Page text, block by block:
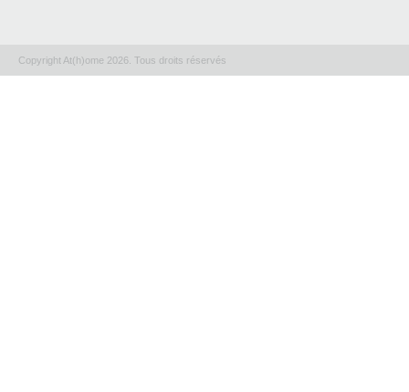
Copyright At(h)ome 2026. Tous droits réservés